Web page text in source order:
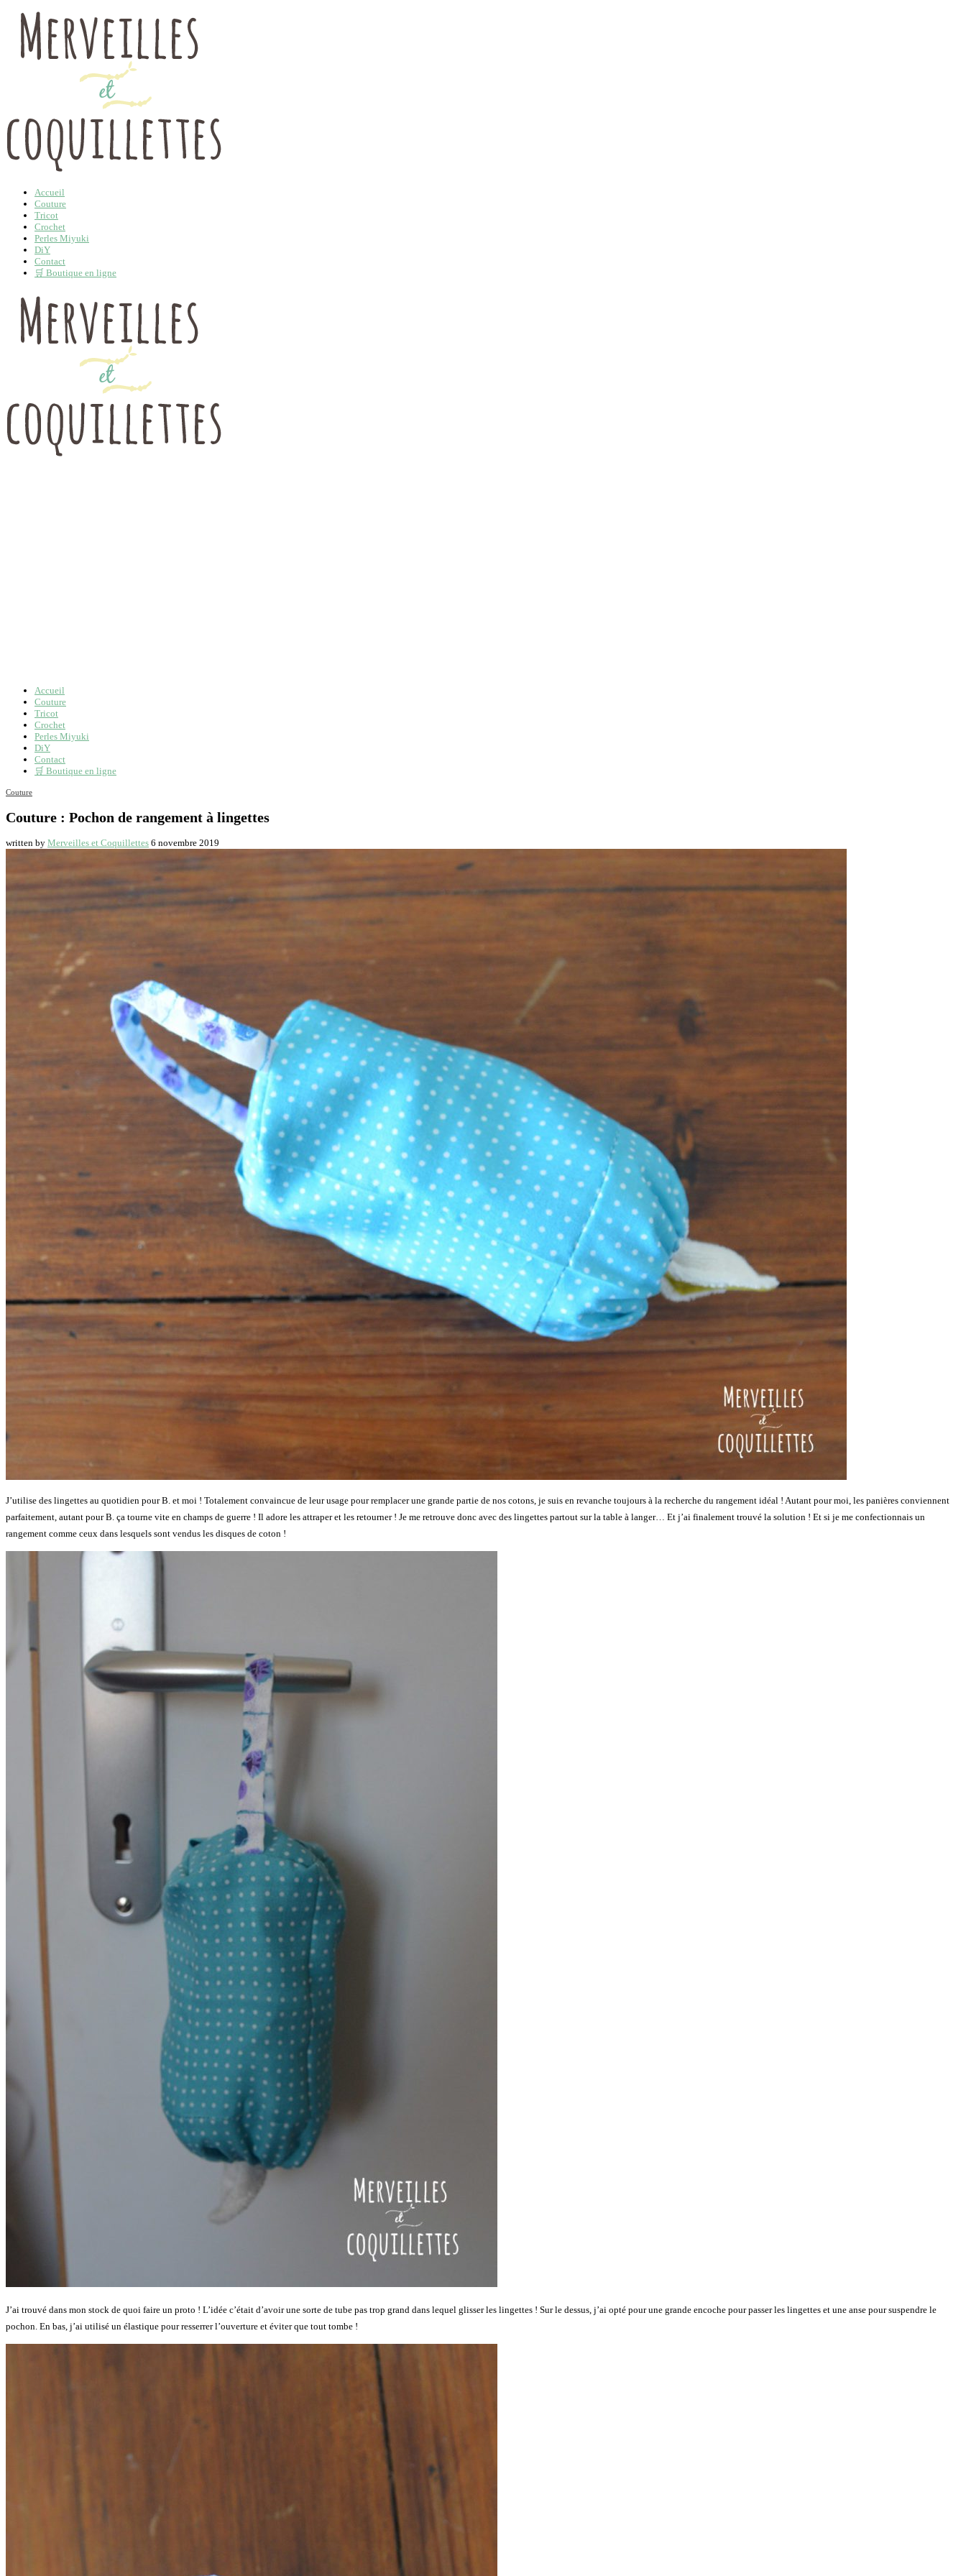
Accueil
Couture
Tricot
Crochet
Perles Miyuki
DiY
Contact
🛒 Boutique en ligne
Accueil
Couture
Tricot
Crochet
Perles Miyuki
DiY
Contact
🛒 Boutique en ligne
Couture
Couture : Pochon de rangement à lingettes
written by Merveilles et Coquillettes 6 novembre 2019
J’utilise des lingettes au quotidien pour B. et moi ! Totalement convaincue de leur usage pour remplacer une grande partie de nos cotons, je suis en revanche toujours à la recherche du rangement idéal ! Autant pour moi, les panières conviennent
parfaitement, autant pour B. ça tourne vite en champs de guerre ! Il adore les attraper et les retourner ! Je me retrouve donc avec des lingettes partout sur la table à langer… Et j’ai finalement trouvé la solution ! Et si je me confectionnais un
rangement comme ceux dans lesquels sont vendus les disques de coton !
J’ai trouvé dans mon stock de quoi faire un proto ! L’idée c’était d’avoir une sorte de tube pas trop grand dans lequel glisser les lingettes ! Sur le dessus, j’ai opté pour une grande encoche pour passer les lingettes et une anse pour suspendre le
pochon. En bas, j’ai utilisé un élastique pour resserrer l’ouverture et éviter que tout tombe !